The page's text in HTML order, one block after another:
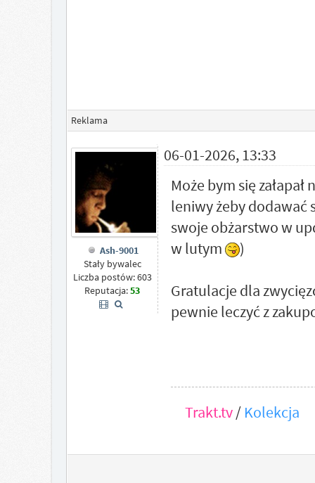
Reklama
Ash-9001
Stały bywalec
Liczba postów: 603
Reputacja:53
06-01-2026, 13:33
Może bym się
leniwy żeby
swoje obżarstwo w
w lutym
)
Gratulacje dla
pewnie leczyć z
Trakt.tv/ Kolekcja